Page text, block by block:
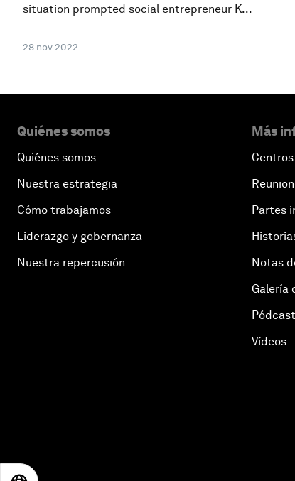
situation prompted social entrepreneur K...
28 nov 2022
Quiénes somos
Quiénes somos
Nuestra estrategia
Cómo trabajamos
Liderazgo y gobernanza
Nuestra repercusión
Más
Centros
Partes
Notas
Galería
Pódcast
Vídeos